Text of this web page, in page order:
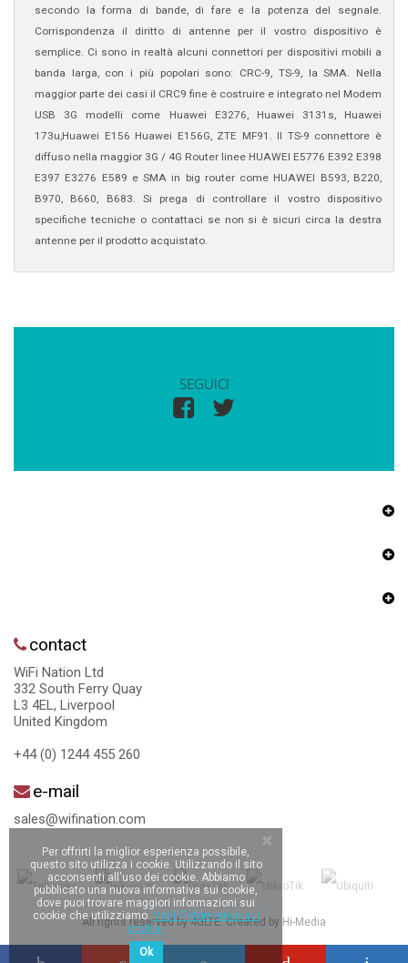
secondo la forma di bande, di fare e la potenza del segnale.
Corrispondenza il diritto di antenne per il vostro dispositivo è
semplice. Ci sono in realtà alcuni connettori per dispositivi mobili a
banda larga, con i più popolari sono: CRC-9, TS-9, la SMA. Nella
maggior parte dei casi il CRC9 fine è costruire e integrato nel Modem
USB 3G modelli come Huawei E3276, Huawei 3131s, Huawei
173u,Huawei E156 Huawei E156G, ZTE MF91. Il TS-9 connettore è
diffuso nella maggior 3G / 4G Router linee HUAWEI E5776 E392 E398
E397 E3276 E589 e SMA in big router come HUAWEI B593, B220,
B970, B660, B683. Si prega di controllare il vostro dispositivo
specifiche tecniche o contattaci se non si è sicuri circa la destra
antenne per il prodotto acquistato.
SEGUICI
contact
WiFi Nation Ltd
332 South Ferry Quay
L3 4EL, Liverpool
United Kingdom
+44 (0) 1244 455 260
e-mail
sales@wifination.com
All rights reserved by 4GLTE. Created by Hi-Media
Per offrirti la miglior esperienza possibile,
questo sito utilizza i cookie. Utilizzando il sito
acconsenti all'uso dei cookie. Abbiamo
pubblicato una nuova informativa sui cookie,
dove puoi trovare maggiori informazioni sui
cookie che utilizziamo. Vedi l'informativa sui
cookie.
Ok